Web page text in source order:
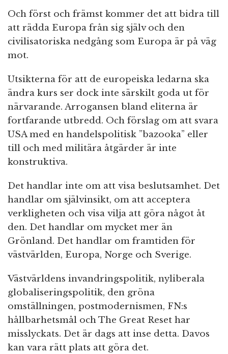
Och först och främst kommer det att bidra till
att rädda Europa från sig själv och den
civilisatoriska nedgång som Europa är på väg
mot.
Utsikterna för att de europeiska ledarna ska
ändra kurs ser dock inte särskilt goda ut för
närvarande. Arrogansen bland eliterna är
fortfarande utbredd. Och förslag om att svara
USA med en handelspolitisk ”bazooka” eller
till och med militära åtgärder är inte
konstruktiva.
Det handlar inte om att visa beslutsamhet. Det
handlar om självinsikt, om att acceptera
verkligheten och visa vilja att göra något åt
den. Det handlar om mycket mer än
Grönland. Det handlar om framtiden för
västvärlden, Europa, Norge och Sverige.
Västvärldens invandringspolitik, nyliberala
globaliseringspolitik, den gröna
omställningen, postmodernismen, FN:s
hållbarhetsmål och The Great Reset har
misslyckats. Det är dags att inse detta. Davos
kan vara rätt plats att göra det.